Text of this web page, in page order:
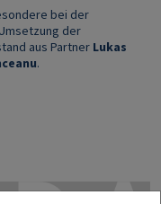
bei der
der
aus Partner Lukas
.